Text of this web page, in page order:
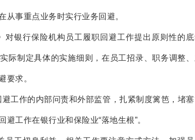
从事重点业务时实行业务回避。
对银行保险机构员工履职回避工作提出原则性的
际制定具体的实施细则，在员工招录、职务调整
要求。
避工作的内部问责和外部监管，扎紧制度篱笆，堵
工作在银行业和保险业“落地生根”。